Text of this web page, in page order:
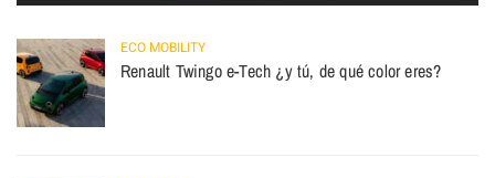
ECO MOBILITY
Renault Twingo e-Tech ¿y tú, de qué color eres?